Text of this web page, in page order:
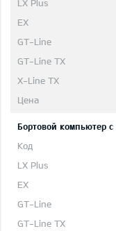
Бортовой компьютер